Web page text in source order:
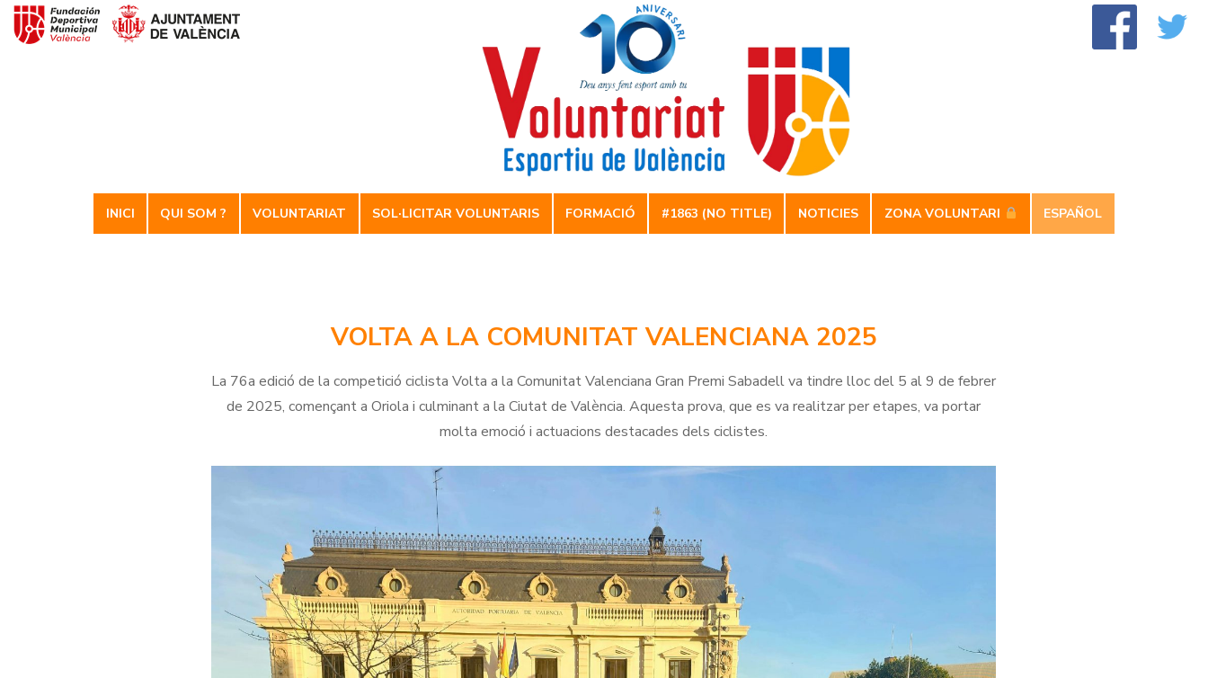
content
Voluntariat Esportiu
INICI QUI SOM ? VOLUNTARIAT SOL·LICITAR VOLUNTARIS FORMACIÓ #1863 (NO TITLE) NOTICIES ZONA VOLUNTARI ESPAÑOL
VOLTA A LA COMUNITAT VALENCIANA 2025
La 76a edició de la competició ciclista Volta a la Comunitat Valenciana Gran Premi Sabadell va tindre lloc del 5 al 9 de febrer
de 2025, començant a Oriola i culminant a la Ciutat de València. Aquesta prova, que es va realitzar per etapes, va portar
molta emoció i actuacions destacades dels ciclistes.